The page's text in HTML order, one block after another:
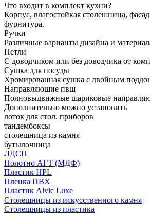
Что входит в комплект кухни?
Корпус, влагостойкая столешница,
фурнитура.
Ручки
Различные варианты дизайна и
Петли
С доводчиком или без доводчика от
Сушка для посуды
Хромированная сушка с двойным
Направляющие пвш
Полновыдвижные шариковые
Дополнительно можно установить
лоток для стол. приборов
тандембоксы
столешница из камня
бутылочница
ЛДСП
Полотно АГТ (МДФ)
Пластик HPL
Пленка ПВХ
Пластик Alvic Luxe
Столешницы из искусственного камня
Столешницы из пластика